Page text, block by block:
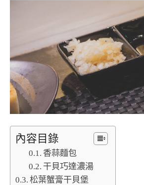
內容目錄
香蒜麵包
干貝巧達濃湯
松葉蟹膏干貝堡